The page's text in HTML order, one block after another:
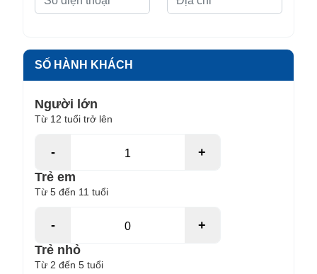
SỐ HÀNH KHÁCH
Người lớn
Từ 12 tuổi trở lên
-
+
Trẻ em
Từ 5 đến 11 tuổi
-
+
Trẻ nhỏ
Từ 2 đến 5 tuổi